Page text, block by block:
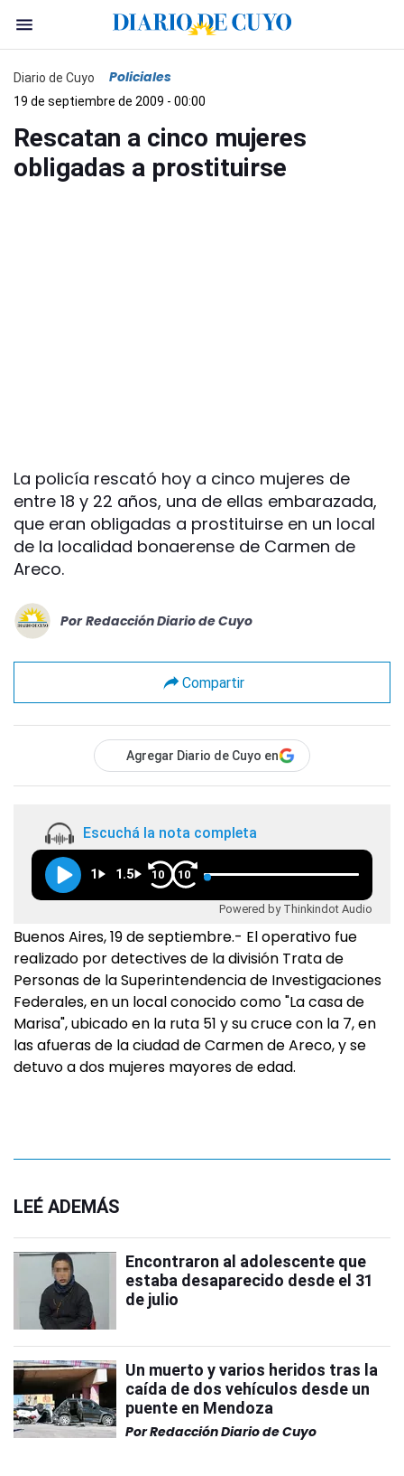
Diario de Cuyo Policiales
19 de septiembre de 2009 - 00:00
Rescatan a cinco mujeres
obligadas a prostituirse
La policía rescató hoy a cinco mujeres de
entre 18 y 22 años, una de ellas embarazada,
que eran obligadas a prostituirse en un local
de la localidad bonaerense de Carmen de
Areco.
Por Redacción Diario de Cuyo
Compartir
Agregar Diario de Cuyo en
Escuchá la nota completa
1 1.5 10 10
Powered by Thinkindot Audio
Buenos Aires, 19 de septiembre.- El operativo fue
realizado por detectives de la división Trata de
Personas de la Superintendencia de Investigaciones
Federales, en un local conocido como "La casa de
Marisa", ubicado en la ruta 51 y su cruce con la 7, en
las afueras de la ciudad de Carmen de Areco, y se
detuvo a dos mujeres mayores de edad.
LEÉ ADEMÁS
Encontraron al adolescente que
estaba desaparecido desde el 31
de julio
Un muerto y varios heridos tras la
caída de dos vehículos desde un
puente en Mendoza
PorRedacción Diario de Cuyo